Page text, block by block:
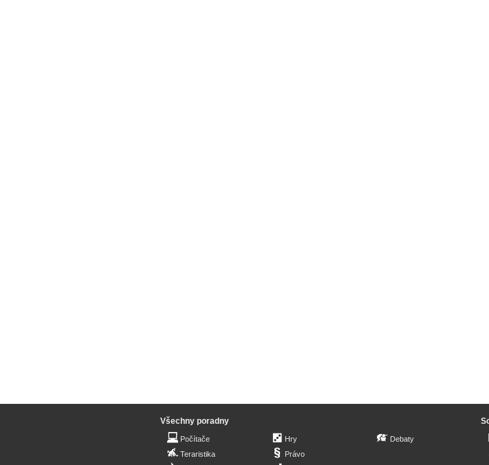
Všechny poradny
Počítače
Teraristika
Hry
Právo
Debaty